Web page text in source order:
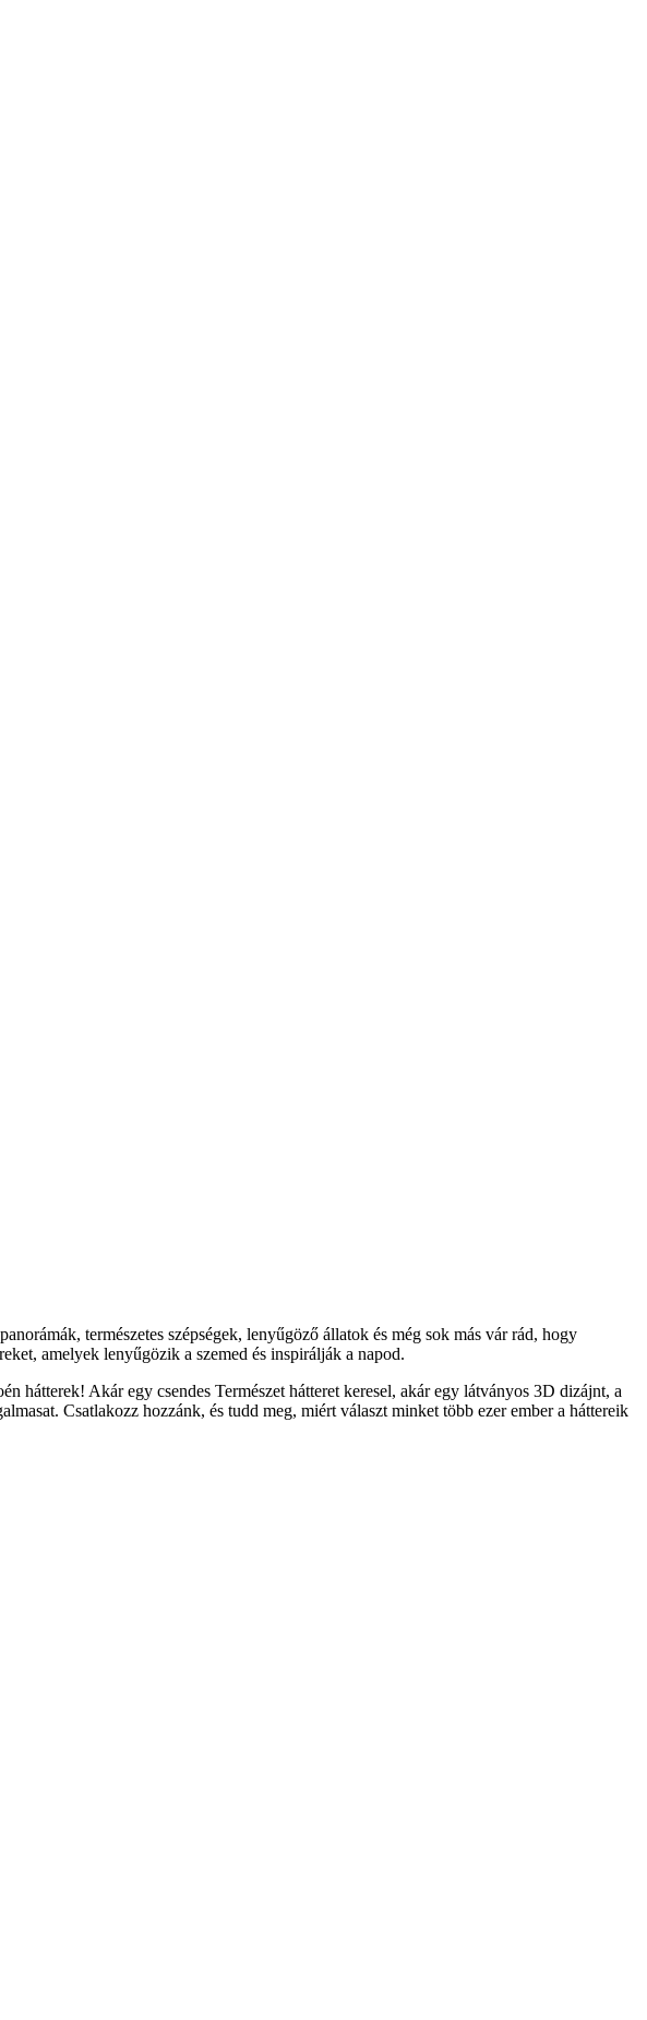
természetes szépségek, lenyűgöző állatok és még sok más vár rád, hogy
amelyek lenyűgözik a szemed és inspirálják a napod.
hátterek! Akár egy csendes Természet hátteret keresel, akár egy látványos 3D dizájnt, a
Csatlakozz hozzánk, és tudd meg, miért választ minket több ezer ember a háttereik